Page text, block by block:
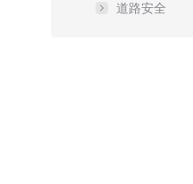
道路安全